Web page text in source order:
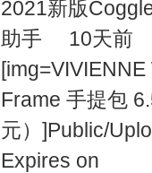
2021新版
助手 10天前
Frame 手提包
元）]Public/
Expires on